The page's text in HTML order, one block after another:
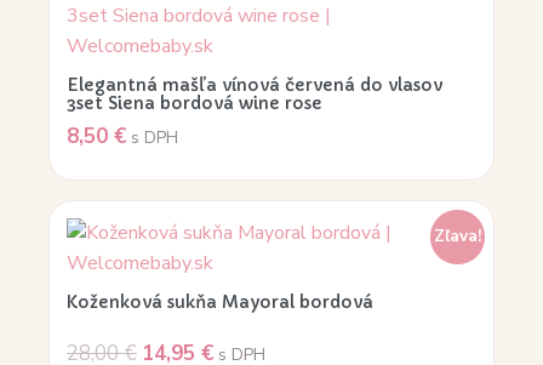
Elegantná mašľa vínová červená do vlasov
3set Siena bordová wine rose
8,50 € s DPH
Zľava!
Koženková sukňa Mayoral bordová
28,00€ 14,95 € s DPH